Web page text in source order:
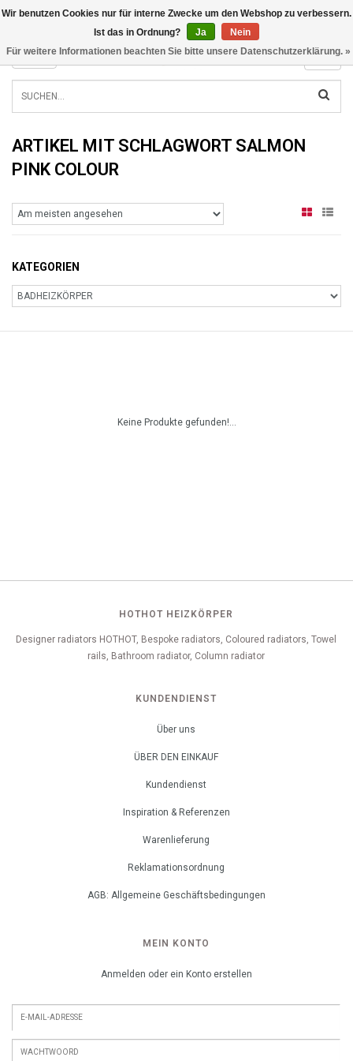
INFO@RADIATORS.SHOP
MENU
ARTIKEL MIT SCHLAGWORT SALMON
PINK COLOUR
KATEGORIEN
Keine Produkte gefunden!...
HOTHOT HEIZKÖRPER
Designer radiators HOTHOT, Bespoke radiators, Coloured radiators, Towel
rails, Bathroom radiator, Column radiator
KUNDENDIENST
Über uns
ÜBER DEN EINKAUF
Kundendienst
Inspiration & Referenzen
Warenlieferung
Reklamationsordnung
AGB: Allgemeine Geschäftsbedingungen
MEIN KONTO
Anmelden oder ein Konto erstellen
Wir benutzen Cookies nur für interne Zwecke um den Webshop zu verbessern.
Ist das in Ordnung?
Ja
Nein
Für weitere Informationen beachten Sie bitte unsere Datenschutzerklärung. »